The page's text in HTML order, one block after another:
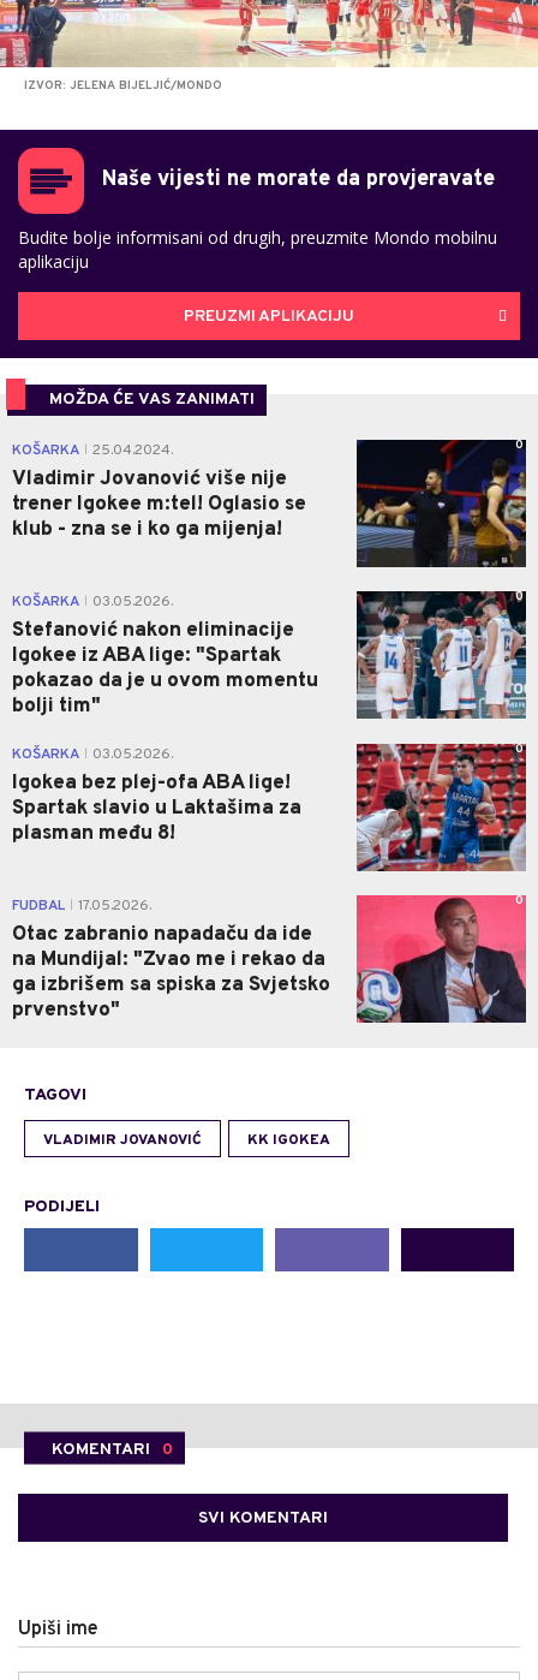
IZVOR: JELENA BIJELJIĆ/MONDO
Naše vijesti ne morate da provjeravate
Budite bolje informisani od drugih, preuzmite Mondo mobilnu
aplikaciju
PREUZMI APLIKACIJU
MOŽDA ĆE VAS ZANIMATI
KOŠARKA 25.04.2024.
Vladimir Jovanović više nije
trener Igokee m:tel! Oglasio se
klub - zna se i ko ga mijenja!
0
KOŠARKA 03.05.2026.
Stefanović nakon eliminacije
Igokee iz ABA lige: "Spartak
pokazao da je u ovom momentu
bolji tim"
0
KOŠARKA 03.05.2026.
Igokea bez plej-ofa ABA lige!
Spartak slavio u Laktašima za
plasman među 8!
0
FUDBAL 17.05.2026.
Otac zabranio napadaču da ide
na Mundijal: "Zvao me i rekao da
ga izbrišem sa spiska za Svjetsko
prvenstvo"
0
TAGOVI
VLADIMIR JOVANOVIĆ KK IGOKEA
PODIJELI
KOMENTARI 0
SVI KOMENTARI
Upiši ime